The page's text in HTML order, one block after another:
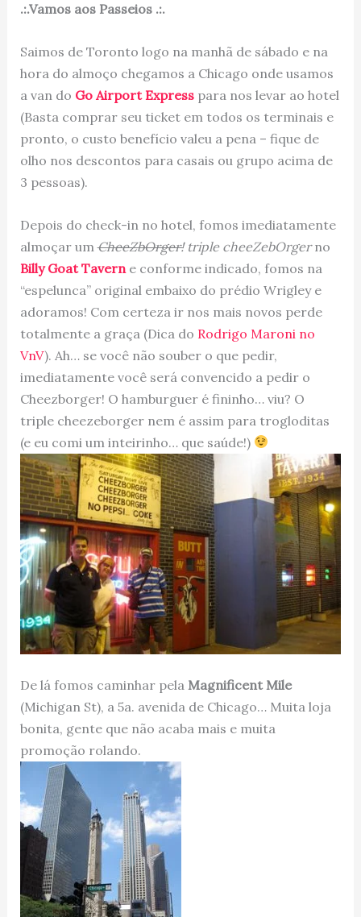
.:.Vamos aos Passeios .:.
Saimos de Toronto logo na manhã de sábado e na
hora do almoço chegamos a Chicago onde usamos
a van do Go Airport Expresspara nos levar ao hotel
(Basta comprar seu ticket em todos os terminais e
pronto, o custo benefício valeu a pena – fique de
olho nos descontos para casais ou grupo acima de
3 pessoas).
Depois do check-in no hotel, fomos imediatamente
almoçar umCheeZbOrger! triple cheeZebOrgerno
Billy Goat Taverne conforme indicado, fomos na
“espelunca” original embaixo do prédio Wrigley e
adoramos! Com certeza ir nos mais novos perde
totalmente a graça (Dica do Rodrigo Maroni no
VnV). Ah… se você não souber o que pedir,
imediatamente você será convencido a pedir o
Cheezborger! O hamburguer é fininho… viu? O
triple cheezeborger nem é assim para trogloditas
(e eu comi um inteirinho… que saúde!)
De lá fomos caminhar pela Magnificent Mile
(Michigan St), a 5a. avenida de Chicago… Muita loja
bonita, gente que não acaba mais e muita
promoção rolando.